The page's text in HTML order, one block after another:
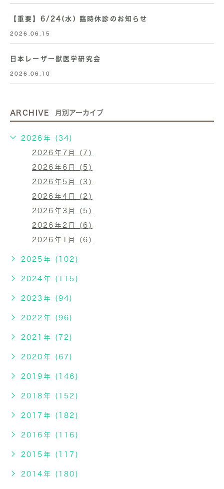
【重要】6/24(水) 臨時休診のお知らせ
2026.06.15
日本レーザー獣医学研究会
2026.06.10
ARCHIVE 月別アーカイブ
2026年 (34)
2026年7月 (7)
2026年6月 (5)
2026年5月 (3)
2026年4月 (2)
2026年3月 (5)
2026年2月 (6)
2026年1月 (6)
2025年 (102)
2024年 (115)
2023年 (94)
2022年 (96)
2021年 (72)
2020年 (67)
2019年 (146)
2018年 (152)
2017年 (182)
2016年 (116)
2015年 (117)
2014年 (180)